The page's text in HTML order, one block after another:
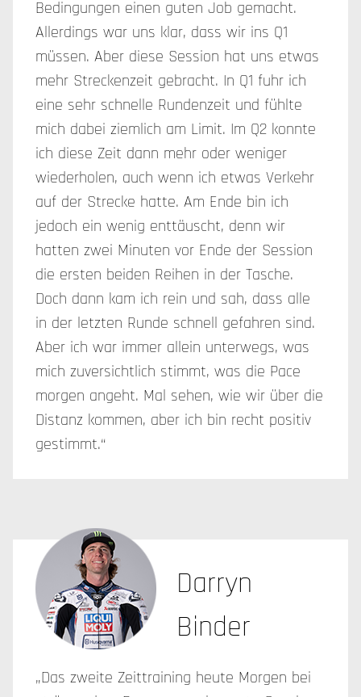
Bedingungen einen guten Job gemacht.
Allerdings war uns klar, dass wir ins Q1
müssen. Aber diese Session hat uns etwas
mehr Streckenzeit gebracht. In Q1 fuhr ich
eine sehr schnelle Rundenzeit und fühlte
mich dabei ziemlich am Limit. Im Q2 konnte
ich diese Zeit dann mehr oder weniger
wiederholen, auch wenn ich etwas Verkehr
auf der Strecke hatte. Am Ende bin ich
jedoch ein wenig enttäuscht, denn wir
hatten zwei Minuten vor Ende der Session
die ersten beiden Reihen in der Tasche.
Doch dann kam ich rein und sah, dass alle
in der letzten Runde schnell gefahren sind.
Aber ich war immer allein unterwegs, was
mich zuversichtlich stimmt, was die Pace
morgen angeht. Mal sehen, wie wir über die
Distanz kommen, aber ich bin recht positiv
gestimmt.“
Darryn
Binder
„Das zweite Zeittraining heute Morgen bei